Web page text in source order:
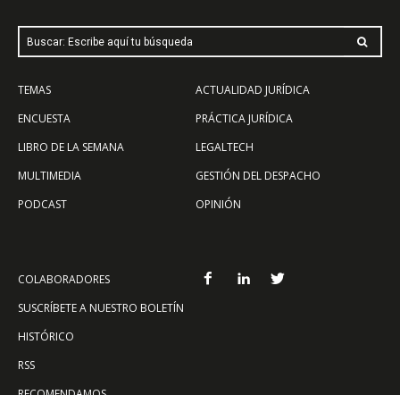
Buscar: Escribe aquí tu búsqueda
TEMAS
ENCUESTA
LIBRO DE LA SEMANA
MULTIMEDIA
PODCAST
ACTUALIDAD JURÍDICA
PRÁCTICA JURÍDICA
LEGALTECH
GESTIÓN DEL DESPACHO
OPINIÓN
COLABORADORES
SUSCRÍBETE A NUESTRO BOLETÍN
HISTÓRICO
RSS